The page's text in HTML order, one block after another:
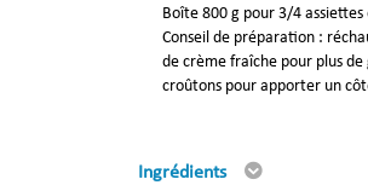
Boîte 800 g pour 3/4 assiettes
Conseil de préparation :
de crème fraîche pour plus de
croûtons pour apporter un
Ingrédients